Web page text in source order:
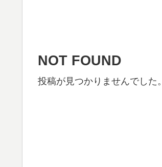
NOT FOUND
投稿が見つかりませんでした。